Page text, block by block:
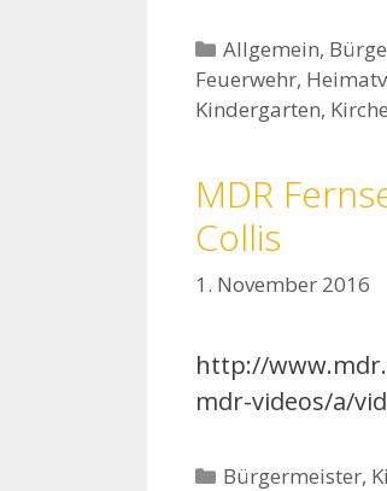
Kategorien
Allgemein,
Feuerwehr,
Kindergarten, Kirche
MDR
Collis
1. November 2016
http://
mdr-videos/a/
Kategorien
Bürgermeister,